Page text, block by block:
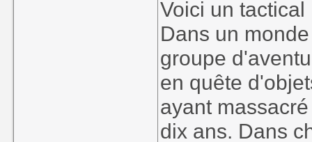
Voici un
Dans un
groupe
en quête
ayant
dix ans. Dans